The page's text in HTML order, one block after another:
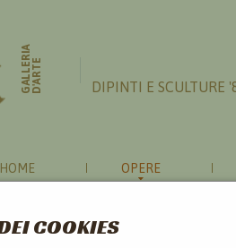
COOKIES
GALLERIAD'ARTE DIPINTI E SCULTURE
HOME OPERE